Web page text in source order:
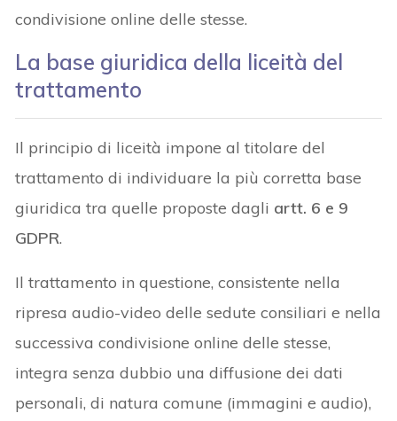
condivisione online delle stesse.
La base giuridica della liceità del
trattamento
Il principio di liceità impone al titolare del
trattamento di individuare la più corretta base
giuridica tra quelle proposte dagli artt. 6 e 9
GDPR.
Il trattamento in questione, consistente nella
ripresa audio-video delle sedute consiliari e nella
successiva condivisione online delle stesse,
integra senza dubbio una diffusione dei dati
personali, di natura comune (immagini e audio),